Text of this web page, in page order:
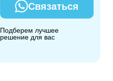
Связаться
Подберем лучшее
решение для вас